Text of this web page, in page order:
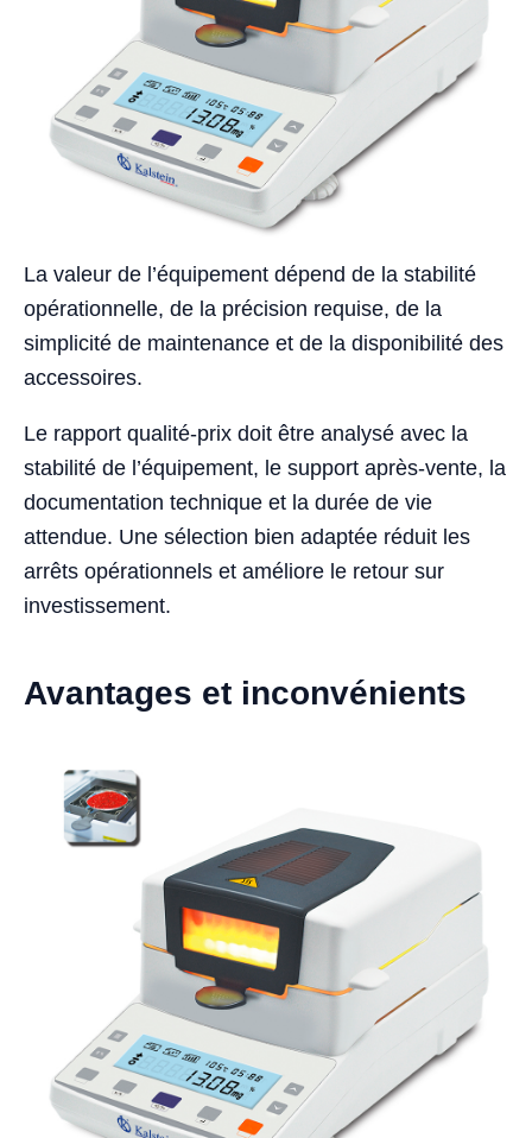
La valeur de l’équipement dépend de la stabilité
opérationnelle, de la précision requise, de la
simplicité de maintenance et de la disponibilité des
accessoires.
Le rapport qualité-prix doit être analysé avec la
stabilité de l’équipement, le support après-vente, la
documentation technique et la durée de vie
attendue. Une sélection bien adaptée réduit les
arrêts opérationnels et améliore le retour sur
investissement.
Avantages et inconvénients